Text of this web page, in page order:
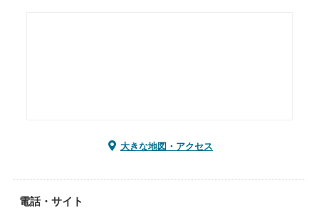
大きな地図・アクセス
電話・サイト